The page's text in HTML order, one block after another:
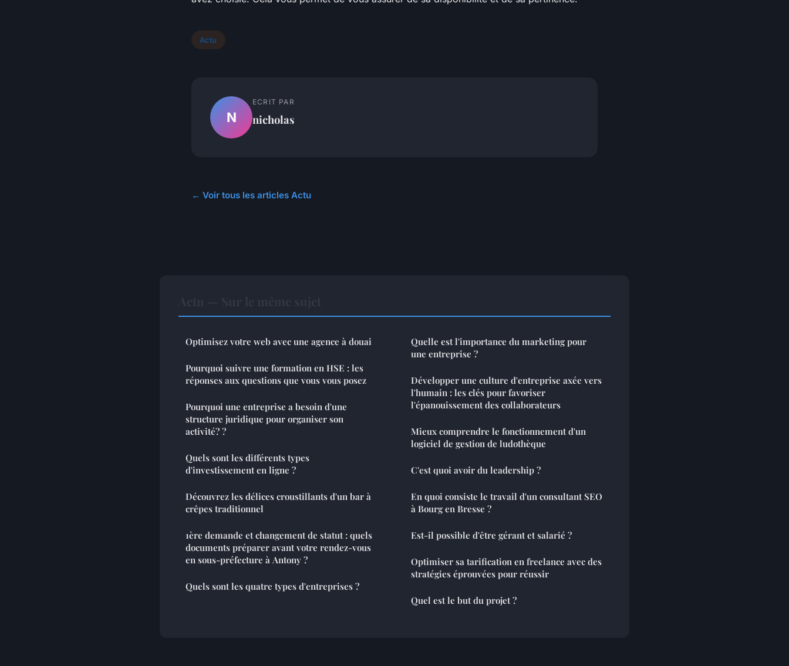
Actu
N
ECRIT PAR
nicholas
← Voir tous les articles Actu
Optimisez votre web avec une agence à douai
Pourquoi suivre une formation en HSE : les
réponses aux questions que vous vous posez
Pourquoi une entreprise a besoin d'une
structure juridique pour organiser son
activité? ?
Quels sont les différents types
d'investissement en ligne ?
Découvrez les délices croustillants d'un bar à
crêpes traditionnel
1ère demande et changement de statut : quels
documents préparer avant votre rendez-vous
en sous-préfecture à Antony ?
Quels sont les quatre types d'entreprises ?
Quelle est l'importance du marketing pour
une entreprise ?
Développer une culture d'entreprise axée vers
l'humain : les clés pour favoriser
l'épanouissement des collaborateurs
Mieux comprendre le fonctionnement d'un
logiciel de gestion de ludothèque
C'est quoi avoir du leadership ?
En quoi consiste le travail d'un consultant SEO
à Bourg en Bresse ?
Est-il possible d'être gérant et salarié ?
Optimiser sa tarification en freelance avec des
stratégies éprouvées pour réussir
Quel est le but du projet ?